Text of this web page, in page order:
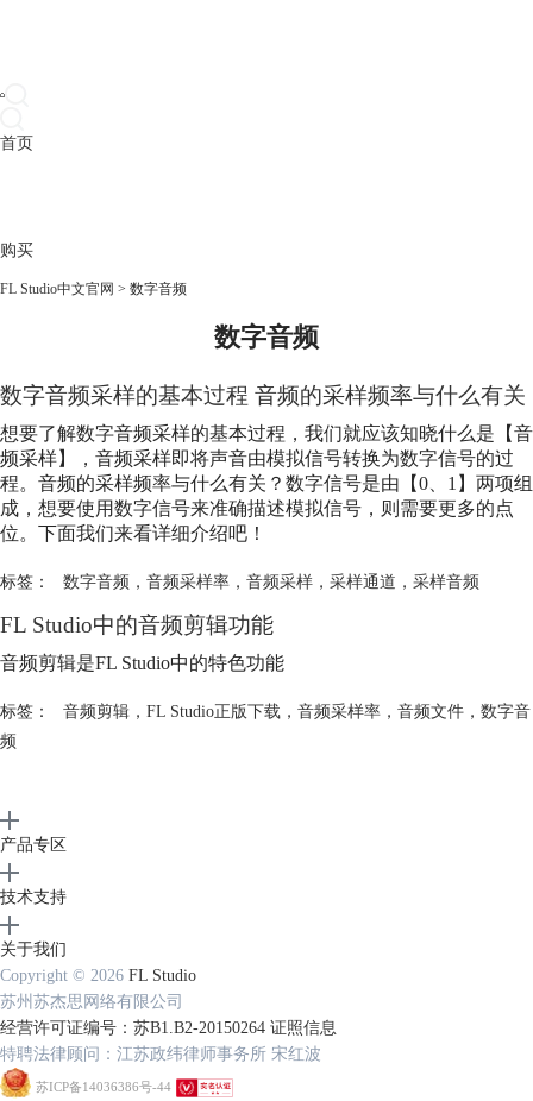
首页
购买
FL Studio中文官网 > 数字音频
数字音频
数字音频采样的基本过程 音频的采样频率与什么有关
想要了解数字音频采样的基本过程，我们就应该知晓什么是【音
频采样】，音频采样即将声音由模拟信号转换为数字信号的过
程。音频的采样频率与什么有关？数字信号是由【0、1】两项组
成，想要使用数字信号来准确描述模拟信号，则需要更多的点
位。下面我们来看详细介绍吧！
标签： 数字音频， 音频采样率， 音频采样， 采样通道 ， 采样音频
FL Studio中的音频剪辑功能
音频剪辑是FL Studio中的特色功能
标签： 音频剪辑， FL Studio正版下载 ， 音频采样率， 音频文件， 数字音
频
产品专区
技术支持
关于我们
Copyright © 2026 FL Studio
苏州苏杰思网络有限公司
经营许可证编号：苏B1.B2-20150264 证照信息
特聘法律顾问：江苏政纬律师事务所 宋红波
苏ICP备14036386号-44